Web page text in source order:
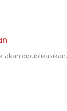
akan dipublikasikan.